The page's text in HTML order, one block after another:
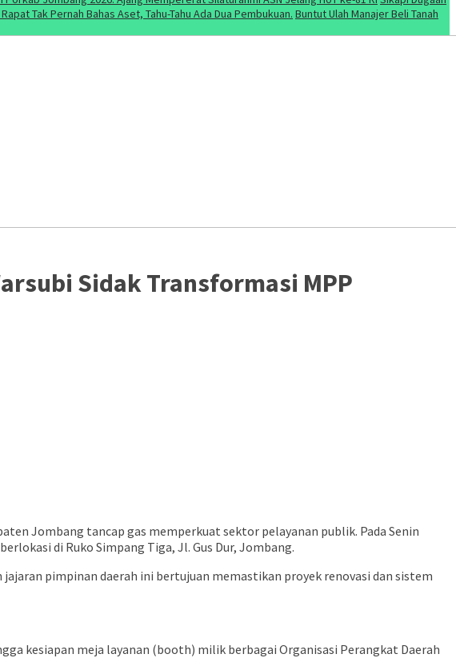
Tak Pernah Bahas Aset, Tahu-Tahu Ada Dua Pembukuan. Buntut Ulah Manajer Beli Tanah
Sidak Transformasi MPP
Jombang tancap gas memperkuat sektor pelayanan publik. Pada Senin
di Ruko Simpang Tiga, Jl. Gus Dur, Jombang.
pimpinan daerah ini bertujuan memastikan proyek renovasi dan sistem
kesiapan meja layanan (booth) milik berbagai Organisasi Perangkat Daerah